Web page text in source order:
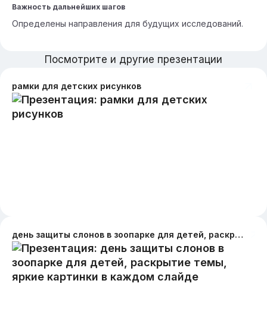
Важность дальнейших шагов
Определены направления для будущих исследований.
Посмотрите и другие презентации
рамки для детских рисунков
день защиты слонов в зоопарке для детей, раскрытие темы, яркие картинки в каждом слайде